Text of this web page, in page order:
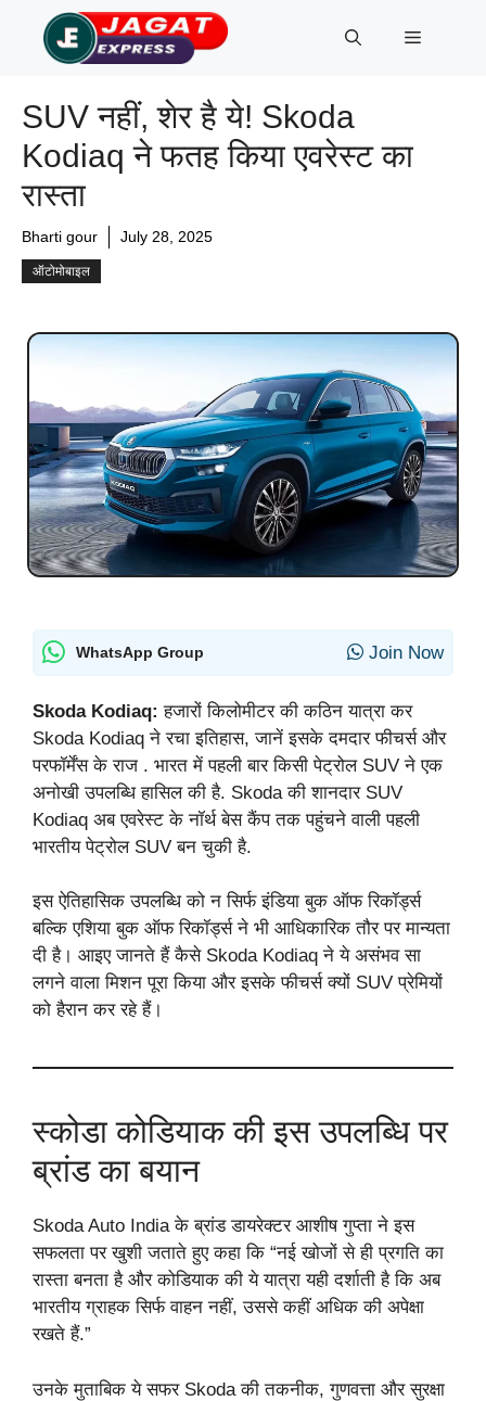
content
Menu
SUV नहीं, शेर है ये! Skoda
Kodiaq ने फतह किया एवरेस्ट का
रास्ता
Bharti gour July 28, 2025
ऑटोमोबाइल
WhatsApp Group Join Now
Skoda Kodiaq:हजारों किलोमीटर की कठिन यात्रा कर
Skoda Kodiaq ने रचा इतिहास, जानें इसके दमदार फीचर्स और
परफॉर्मेंस के राज . भारत में पहली बार किसी पेट्रोल SUV ने एक
अनोखी उपलब्धि हासिल की है. Skoda की शानदार SUV
Kodiaq अब एवरेस्ट के नॉर्थ बेस कैंप तक पहुंचने वाली पहली
भारतीय पेट्रोल SUV बन चुकी है.
इस ऐतिहासिक उपलब्धि को न सिर्फ इंडिया बुक ऑफ रिकॉर्ड्स
बल्कि एशिया बुक ऑफ रिकॉर्ड्स ने भी आधिकारिक तौर पर मान्यता
दी है। आइए जानते हैं कैसे Skoda Kodiaq ने ये असंभव सा
लगने वाला मिशन पूरा किया और इसके फीचर्स क्यों SUV प्रेमियों
को हैरान कर रहे हैं।
स्कोडा कोडियाक की इस उपलब्धि पर
ब्रांड का बयान
Skoda Auto India के ब्रांड डायरेक्टर आशीष गुप्ता ने इस
सफलता पर खुशी जताते हुए कहा कि “नई खोजों से ही प्रगति का
रास्ता बनता है और कोडियाक की ये यात्रा यही दर्शाती है कि अब
भारतीय ग्राहक सिर्फ वाहन नहीं, उससे कहीं अधिक की अपेक्षा
रखते हैं.”
उनके मुताबिक ये सफर Skoda की तकनीक, गुणवत्ता और सुरक्षा